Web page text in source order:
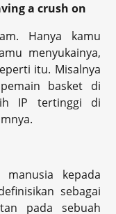
a crush on
Hanya kamu
menyukainya,
itu. Misalnya
basket di
IP tertinggi di
kepada
sebagai
pada sebuah